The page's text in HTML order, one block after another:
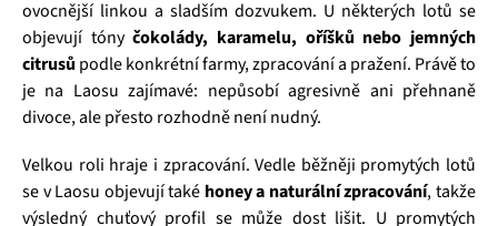
ovocnější linkou a sladším dozvukem. U některých lotů se
objevují tónyčokolády, karamelu, oříšků nebo jemných
citrusů podle konkrétní farmy, zpracování a pražení. Právě to
je na Laosu zajímavé: nepůsobí agresivně ani přehnaně
divoce, ale přesto rozhodně není nudný.
Velkou roli hraje i zpracování. Vedle běžněji promytých lotů
se v Laosu objevují také honey a naturální zpracování, takže
výsledný chuťový profil se může dost lišit. U promytých